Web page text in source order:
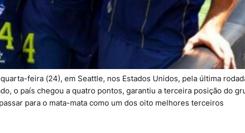
feira (24), em Seattle, nos Estados Unidos, pela última
o país chegou a quatro pontos, garantiu a terceira posição do
para o mata-mata como um dos oito melhores terceiros